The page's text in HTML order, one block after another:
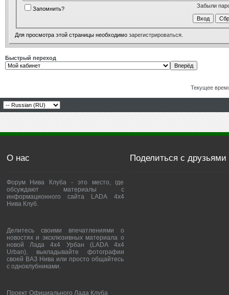
Забыли
Запомнить?
Для просмотра этой страницы необходимо зарегистрироваться
Быстрый переход
Текущее
О нас
Форум Нива Клуба - это место, где
обсуждают материалы с
информационного сайта LADA 4x4
Нива Клуб.
Делитесь своими впечатлениями о
новостях и эксклюзивных материала о
новой Лада 4х4 Урбан (LADA 4x4
Urban), выкладывайте фотографии
своей ВАЗ Нива или просто общайтесь
с одноклубниками.
Проект Официального Лада Клуба
Поделиться с друзьями